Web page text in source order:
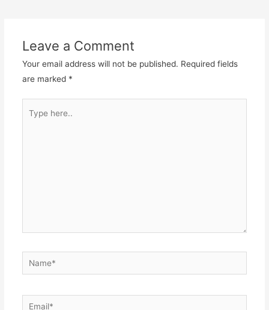
Leave a Comment
Your email address will not be published. Required fields
are marked *